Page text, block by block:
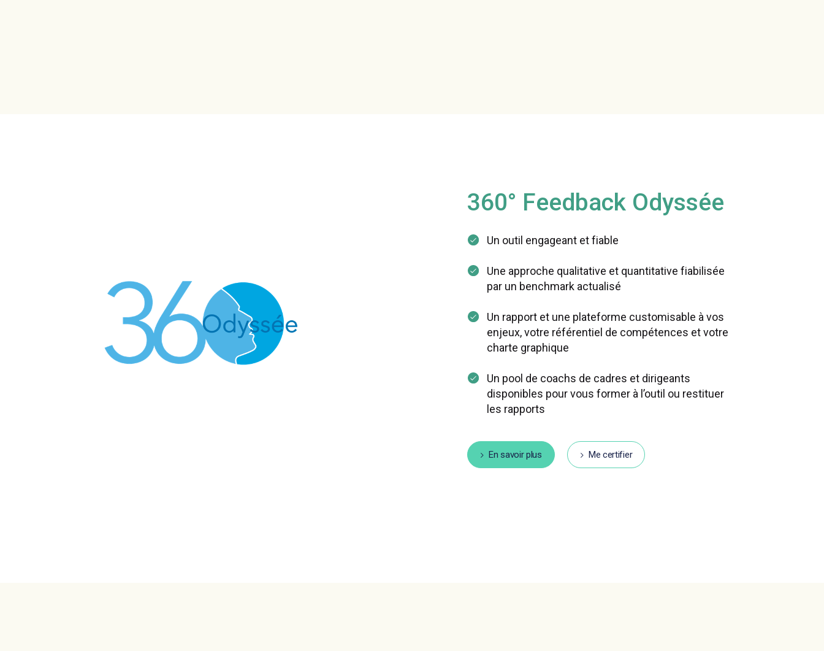
360° Feedback Odyssée
Un outil engageant et fiable
Une approche qualitative et quantitative fiabilisée
par un benchmark actualisé
Un rapport et une plateforme customisable à vos
enjeux, votre référentiel de compétences et votre
charte graphique
Un pool de coachs de cadres et dirigeants
disponibles pour vous former à l’outil ou restituer
les rapports
En savoir plus Me certifier